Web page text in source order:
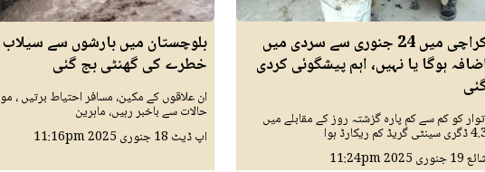
کراچی میں 24 جنوری سے سردی میں
ہوگا یا نہیں، اہم پیشگوئی کردی
کو کم سے کم پارہ گزشتہ روز کے مقابلے میں
گریڈ کم ریکارڈ ہوا
19 جنوری 2025 11:24pm
بلوچستان میں بارشوں سے
خطرے کی گھنٹی بج گئی
ان علاقوں کے مکین، مسافر احتیاط برتیں ،
حالات سے باخبر رہیں، ماہرین
اپ ڈیٹ 18 جنوری 2025 11:16pm